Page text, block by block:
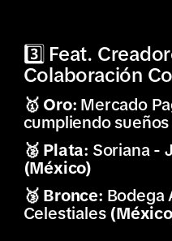
3️⃣ Feat.
Colaboración
🥇 Oro: Mercado
cumpliendo sueños
🥈 Plata: Soriana -
(México)
🥉 Bronce: Bodega
Celestiales